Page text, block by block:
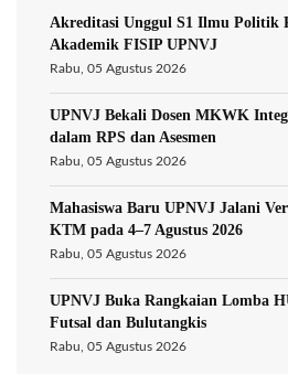
Akreditasi Unggul S1 Ilmu Politik
Akademik FISIP UPNVJ
Rabu, 05 Agustus 2026
UPNVJ Bekali Dosen MKWK
dalam RPS dan Asesmen
Rabu, 05 Agustus 2026
Mahasiswa Baru UPNVJ Jalani
KTM pada 4–7 Agustus 2026
Rabu, 05 Agustus 2026
UPNVJ Buka Rangkaian Lomba
Futsal dan Bulutangkis
Rabu, 05 Agustus 2026